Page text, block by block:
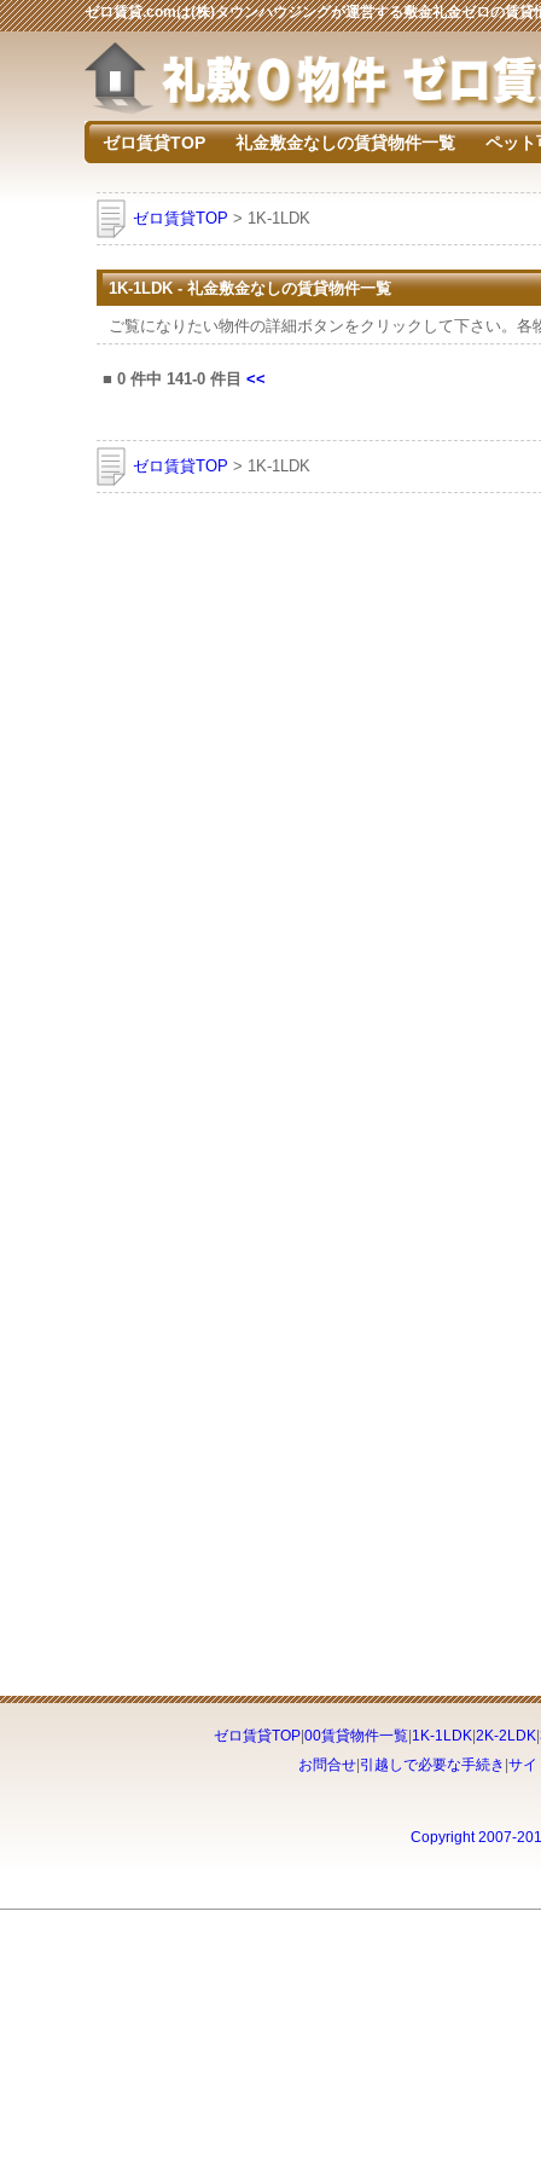
ゼロ賃貸.comは(株)タウンハウジングが運営する敷金礼金ゼロの賃貸
ゼロ賃貸TOP 礼金敷金なしの賃貸物件一覧 ペット
ゼロ賃貸TOP > 1K-1LDK
1K-1LDK - 礼金敷金なしの賃貸物件一覧
ご覧になりたい物件の詳細ボタンをクリックして下さい。各
■ 0 件中 141-0 件目 <<
ゼロ賃貸TOP > 1K-1LDK
ゼロ賃貸TOP| 00賃貸物件一覧| 1K-1LDK| 2K-2LDK|
お問合せ 引越しで必要な手続き サイ
Copyright 2007-